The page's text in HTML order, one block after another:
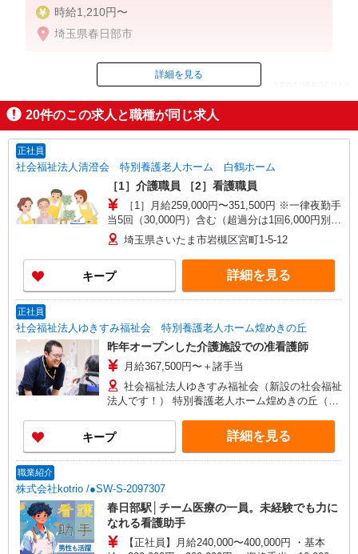
時給1,210円〜
埼玉県春日部市
ID：AE0625535012
掲載期間終了
詳細を見る
20件のこの求人と職種が同じ求人
正社員
社会福祉法人清澄会 特別養護老人ホーム 白鶴ホーム
［1］介護職員 ［2］看護職員
［1］月給259,000円〜351,500円 ※一律夜勤手
当5回（30,000円）含む（超過分は1回6,000円別途
支給） ※下記一律処遇支援手当含む ■10年以上介
護経験のある介護福祉士 月額74,500円 ■その他
の方 月額61,000円 ［2］月給267,250円〜
281,250円 ※一律処遇支援手当24,250円・職務手
当（オンコール）含む ※別途、資格手当等あり ※
埼玉県さいたま市岩槻区宮町1-5-12
キープ 詳細を見る
正社員
社会福祉法人ゆきすみ福祉会 特別養護老人ホーム煌めきの丘
昨年オープンした介護施設での准看護師
月給367,500円〜＋諸手当
社会福祉法人ゆきすみ福祉会（新設の社会福祉
法人です！） 特別養護老人ホーム煌めきの丘（き
キープ 詳細を見る
職業紹介
株式会社kotrio /●SW-S-2097307
春日部駅│チーム医療の一員。未経験でも力に
なれる看護助手
【正社員】月給240,000〜400,000円 ・基本